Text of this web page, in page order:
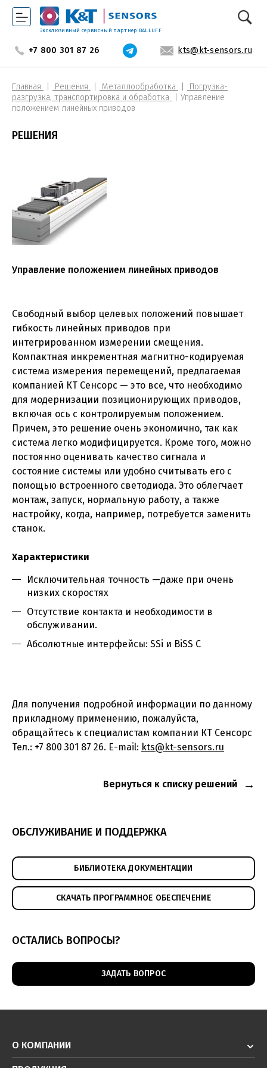
Эксклюзивный сервисный партнер BALLUFF
+7 800 301 87 26 kts@kt-sensors.ru
Главная Решения Металлообработка
Погрузка-
разгрузка, транспортировка и обработка
Управление
положением линейных приводов
РЕШЕНИЯ
Управление положением линейных приводов
Свободный выбор целевых положений повышает
гибкость линейных приводов при
интегрированном измерении смещения.
Компактная инкрементная магнитно-кодируемая
система измерения перемещений, предлагаемая
компанией КТ Сенсорс — это все, что необходимо
для модернизации позиционирующих приводов,
включая ось с контролируемым положением.
Причем, это решение очень экономично, так как
система легко модифицируется. Кроме того, можно
постоянно оценивать качество сигнала и
состояние системы или удобно считывать его с
помощью встроенного светодиода. Это облегчает
монтаж, запуск, нормальную работу, а также
настройку, когда, например, потребуется заменить
станок.
Характеристики
Исключительная точность —даже при очень
низких скоростях
Отсутствие контакта и необходимости в
обслуживании.
Абсолютные интерфейсы: SSi и BiSS C
Для получения подробной информации по данному
прикладному применению, пожалуйста,
обращайтесь к специалистам компании КТ Сенсорс
Тел.: +7 800 301 87 26. E-mail: kts@kt-sensors.ru
Вернуться к списку решений
ОБСЛУЖИВАНИЕ И ПОДДЕРЖКА
БИБЛИОТЕКА ДОКУМЕНТАЦИИ
СКАЧАТЬ ПРОГРАММНОЕ ОБЕСПЕЧЕНИЕ
ОСТАЛИСЬ ВОПРОСЫ?
ЗАДАТЬ ВОПРОС
О КОМПАНИИ